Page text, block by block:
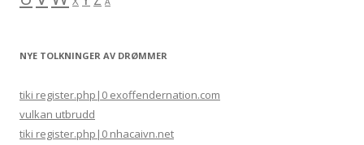
NYE TOLKNINGER AV DRØMMER
tiki register.php|0 exoffendernation.com
vulkan utbrudd
tiki register.php|0 nhacaivn.net